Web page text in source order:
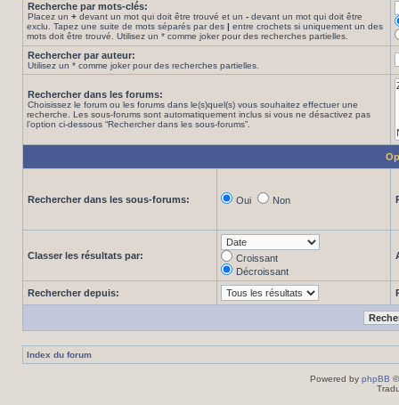
Recherche par mots-clés:
Placez un + devant un mot qui doit être trouvé et un - devant un mot qui doit être
exclu. Tapez une suite de mots séparés par des | entre crochets si uniquement un des
mots doit être trouvé. Utilisez un * comme joker pour des recherches partielles.
Rechercher par auteur:
Utilisez un * comme joker pour des recherches partielles.
Rechercher dans les forums:
Choisissez le forum ou les forums dans le(s)quel(s) vous souhaitez effectuer une
recherche. Les sous-forums sont automatiquement inclus si vous ne désactivez pas
l’option ci-dessous “Rechercher dans les sous-forums”.
Rechercher dans les sous-forums: Oui Non
Classer les résultats par:
Croissant
Décroissant
Rechercher depuis:
Index du forum
Powered by phpBB